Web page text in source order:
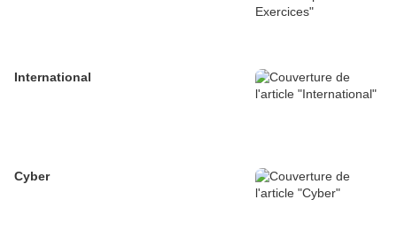
International
Cyber